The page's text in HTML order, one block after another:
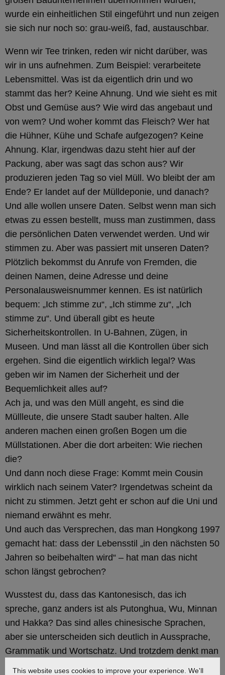
wurde ein einheitlichen Stil eingeführt und nun zeigen
sie sich nur noch so: grau-weiß, fad, austauschbar.
Wenn wir Tee trinken, reden wir nicht darüber, was
wir in uns aufnehmen. Zum Beispiel: verarbeitete
Lebensmittel. Was ist da eigentlich drin und wo
stammt das her? Keine Ahnung. Und wie sieht es mit
Obst und Gemüse aus? Wie wird das angebaut und
von wem? Und woher kommt das Fleisch? Wer hat
die Hühner, Kühe und Schafe aufgezogen? Keine
Ahnung. Klar, irgendwas dazu steht hier auf der
Packung, aber was sagt das schon aus? Wir
produzieren jeden Tag so viel Müll. Wo bleibt der am
Ende? Er landet auf der Mülldeponie, und danach?
Und alle wollen unsere Daten. Selbst wenn man sich
etwas zu essen bestellt, muss man zustimmen, dass
die persönlichen Daten verwendet werden. Und wir
stimmen zu. Aber was passiert mit unseren Daten?
Plötzlich bekommst du Anrufe von Fremden, die
deinen Namen, deine Adresse und deine
Personalausweisnummer kennen. Es ist natürlich
bequem: „Ich stimme zu“, „Ich stimme zu“, „Ich
stimme zu“. Und überall gibt es heute
Sicherheitskontrollen. In U-Bahnen, Zügen, in
Museen. Und man lässt all die Kontrollen über sich
ergehen. Sind die eigentlich wirklich legal? Was
geben wir im Namen der Sicherheit und der
Bequemlichkeit alles auf?
Ach ja, und was den Müll angeht, es sind die
Müllleute, die unsere Stadt sauber halten. Alle
anderen machen einen großen Bogen um die
Müllstationen. Aber die dort arbeiten: Wie riechen
die?
Und dann noch diese Frage: Kommt mein Cousin
wirklich nach seinem Vater? Irgendetwas scheint da
nicht zu stimmen. Jetzt geht er schon auf die Uni und
niemand erwähnt es mehr.
Und auch das Versprechen, das man Hongkong 1997
gemacht hat: dass der Lebensstil „in den nächsten 50
Jahren so beibehalten wird“ – hat man das nicht
schon längst gebrochen?
Wusstest du, dass das Kantonesisch, das ich
spreche, ganz anders ist als Putonghua, Wu, Minnan
und Hakka? Das sind alles chinesische Sprachen,
aber sie unterscheiden sich deutlich in Aussprache,
Grammatik und Wortschatz. Und trotzdem denkt man
This website uses cookies to improve your experience. We'll